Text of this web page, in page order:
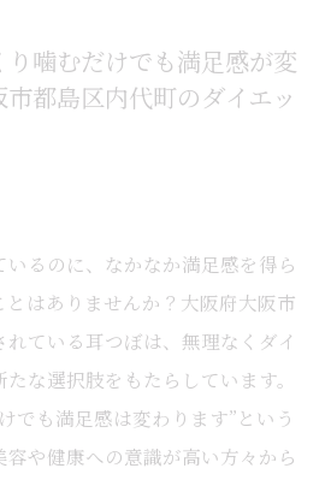
噛むだけでも満足感が変
都島区内代町のダイエッ
いるのに、なかなか満足感を得ら
はありませんか？大阪府大阪市
ている耳つぼは、無理なくダイ
な選択肢をもたらしています。
でも満足感は変わります”という
や健康への意識が高い方々から